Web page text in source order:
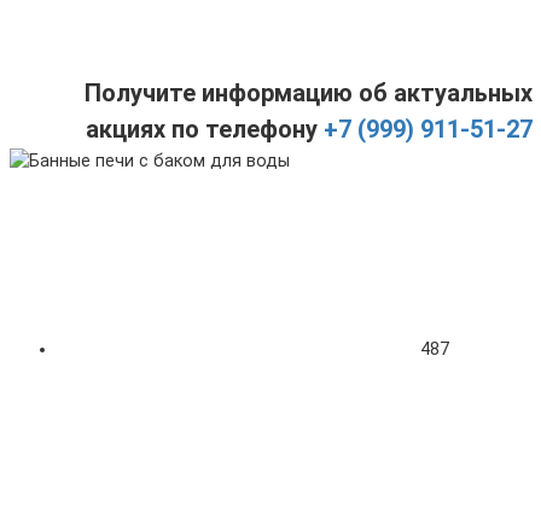
Получите информацию об актуальных
акциях по телефону +7 (999) 911-51-27
487